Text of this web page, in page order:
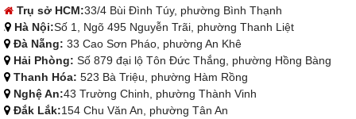
Trụ sở HCM:33/4 Bùi Đình Túy, phường Bình Thạnh
Hà Nội:Số 1, Ngõ 495 Nguyễn Trãi, phường Thanh Liệt
Đà Nẵng: 33 Cao Sơn Pháo, phường An Khê
Hải Phòng: Số 879 đại lộ Tôn Đức Thắng, phường Hồng Bàng
Thanh Hóa: 523 Bà Triệu, phường Hàm Rồng
Nghệ An:43 Trường Chinh, phường Thành Vinh
Đắk Lắk:154 Chu Văn An, phường Tân An